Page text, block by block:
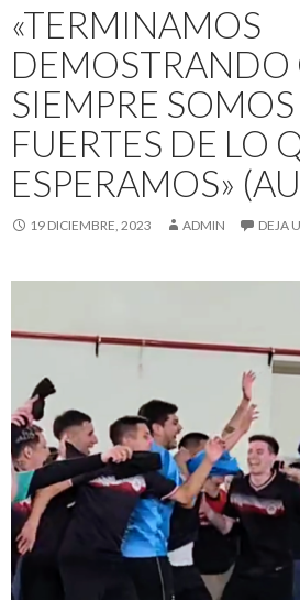
«TERMINAMOS
DEMOSTRANDO
SIEMPRE
FUERTES DE LO
ESPERAMOS»
19 DICIEMBRE, 2023 ADMIN DEJA